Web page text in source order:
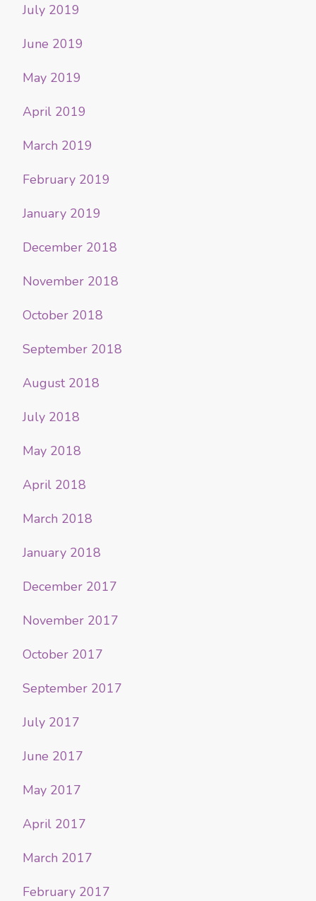
July 2019
June 2019
May 2019
April 2019
March 2019
February 2019
January 2019
December 2018
November 2018
October 2018
September 2018
August 2018
July 2018
May 2018
April 2018
March 2018
January 2018
December 2017
November 2017
October 2017
September 2017
July 2017
June 2017
May 2017
April 2017
March 2017
February 2017